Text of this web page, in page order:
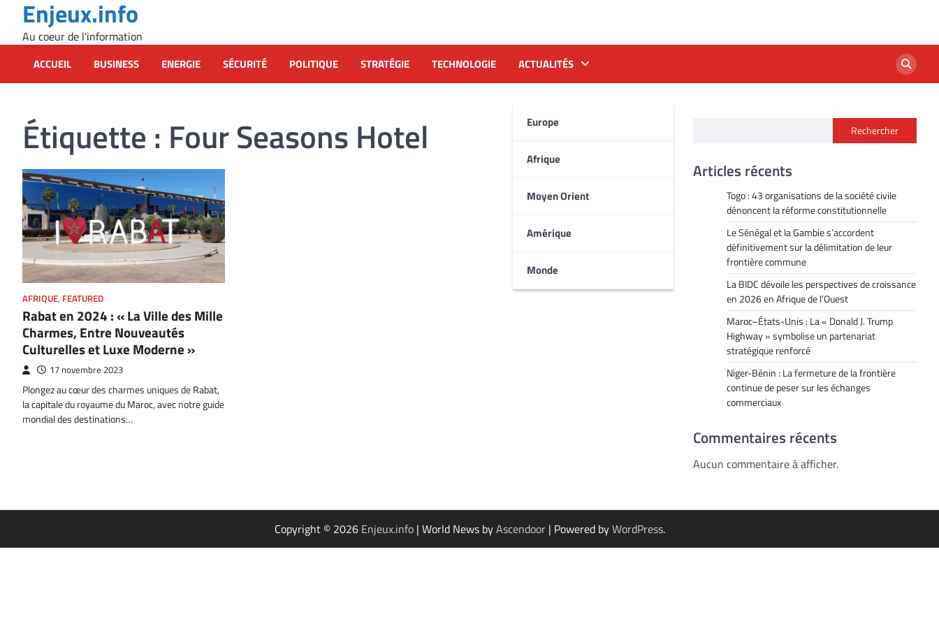
content
Enjeux.info
Au coeur de l'information
ACCUEIL BUSINESS ENERGIE SÉCURITÉ POLITIQUE STRATÉGIE TECHNOLOGIE ACTUALITÉS
Europe
Afrique
Moyen Orient
Amérique
Monde
Étiquette : Four Seasons Hotel
AFRIQUE, FEATURED
Rabat en 2024 : « La Ville des Mille
Charmes, Entre Nouveautés
Culturelles et Luxe Moderne »
17 novembre 2023
Plongez au cœur des charmes uniques de Rabat,
la capitale du royaume du Maroc, avec notre guide
mondial des destinations…
Rechercher
Articles récents
Togo : 43 organisations de la société civile
dénoncent la réforme constitutionnelle
Le Sénégal et la Gambie s’accordent
définitivement sur la délimitation de leur
frontière commune
La BIDC dévoile les perspectives de croissance
en 2026 en Afrique de l’Ouest
Maroc–États-Unis : La « Donald J. Trump
Highway » symbolise un partenariat
stratégique renforcé
Niger-Bénin : La fermeture de la frontière
continue de peser sur les échanges
commerciaux
Commentaires récents
Aucun commentaire à afficher.
Copyright © 2026 Enjeux.info| World News byAscendoor| Powered byWordPress.